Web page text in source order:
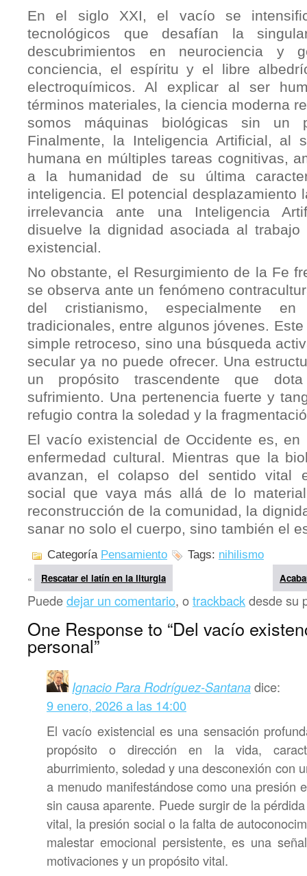
En el siglo XXI, el vacío se
tecnológicos que desafían la
descubrimientos en neurociencia y
conciencia, el espíritu y el libre
electroquímicos. Al explicar al ser
términos materiales, la ciencia moderna
somos máquinas biológicas sin un
Finalmente, la Inteligencia Artificial, al
humana en múltiples tareas cognitivas,
a la humanidad de su última
inteligencia. El potencial desplazamiento
irrelevancia ante una Inteligencia
disuelve la dignidad asociada al
existencial.
No obstante, el Resurgimiento de la Fe
se observa ante un fenómeno
del cristianismo, especialmente
tradicionales, entre algunos jóvenes.
simple retroceso, sino una búsqueda
secular ya no puede ofrecer. Una
un propósito trascendente que
sufrimiento. Una pertenencia fuerte y
refugio contra la soledad y la
El vacío existencial de Occidente es, en
enfermedad cultural. Mientras que la
avanzan, el colapso del sentido vital
social que vaya más allá de lo
reconstrucción de la comunidad, la
sanar no solo el cuerpo, sino también el
Categoría Pensamiento Tags: nihilismo
« Rescatar el latín en la liturgia
Puededejar un comentario, otrackbackdesde su
One Response to “Del vacío
personal”
Ignacio Para Rodríguez-Santanadice:
9 enero, 2026 a las 14:00
El vacío existencial es una sensación
propósito o dirección en la vida,
aburrimiento, soledad y una desconexión con
a menudo manifestándose como una presión
sin causa aparente. Puede surgir de la
vital, la presión social o la falta de
malestar emocional persistente, es una
motivaciones y un propósito vital.